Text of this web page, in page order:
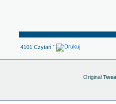
4101 Czytań ˇ
Original